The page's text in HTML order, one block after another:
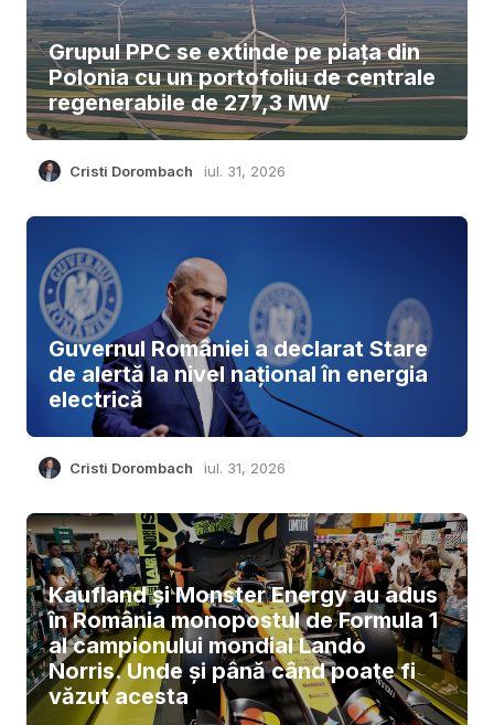
Grupul PPC se extinde pe piața din
Polonia cu un portofoliu de centrale
regenerabile de 277,3 MW
Cristi Dorombach iul. 31, 2026
Guvernul României a declarat Stare
de alertă la nivel național în energia
electrică
Cristi Dorombach iul. 31, 2026
Kaufland și Monster Energy au adus
în România monopostul de Formula 1
al campionului mondial Lando
Norris. Unde și până când poate fi
văzut acesta